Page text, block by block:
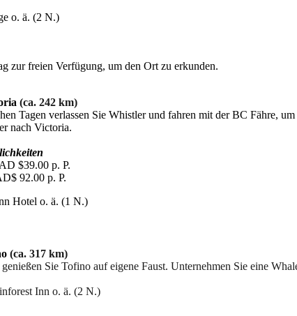
o. ä. (2 N.)
zur freien Verfügung, um den Ort zu erkunden.
(ca. 242 km)
Tagen verlassen Sie Whistler und fahren mit der BC Fähre,
nach Victoria.
$39.00 p. P.
92.00 p. P.
Hotel o. ä. (1 N.)
(ca. 317 km)
Sie Tofino auf eigene Faust. Unternehmen Sie eine
Inn o. ä. (2 N.)